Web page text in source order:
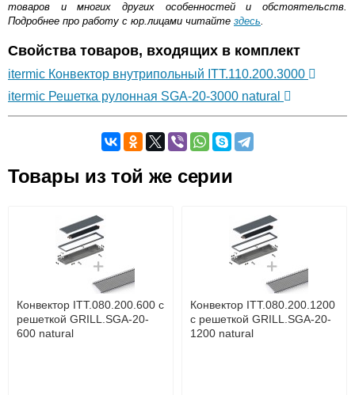
товаров и многих других особенностей и обстоятельств.
Подробнее про работу с юр.лицами читайте здесь.
Свойства товаров, входящих в комплект
itermic Конвектор внутрипольный ITT.110.200.3000
itermic Решетка рулонная SGA-20-3000 natural
Оставьте отзыв
Доставка сантехники по Москве и Московской области
Наличный расчёт
Банковской картой на сайте в режиме реального
времени
Банковской картой при получении товара как при
доставке, так и самовывозом
Интернет-деньгами (Yandex-деньги, Web-money,
Qiwi-кошельки и другие).
Безналичный расчёт (возможно и с НДС)
Товары из той же серии
Конвектор ITT.080.200.600 с
решеткой GRILL.SGA-20-
600 natural
Конвектор ITT.080.200.1200
с решеткой GRILL.SGA-20-
1200 natural